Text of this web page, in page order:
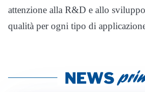
attenzione alla R&D e allo
qualità per ogni tipo di